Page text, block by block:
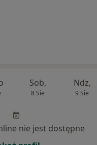
Sob,
8 Sie
Ndz,
9 Sie
nie jest dostępne